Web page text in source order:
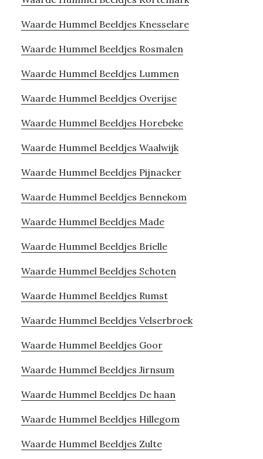
Waarde Hummel Beeldjes Knesselare
Waarde Hummel Beeldjes Rosmalen
Waarde Hummel Beeldjes Lummen
Waarde Hummel Beeldjes Overijse
Waarde Hummel Beeldjes Horebeke
Waarde Hummel Beeldjes Waalwijk
Waarde Hummel Beeldjes Pijnacker
Waarde Hummel Beeldjes Bennekom
Waarde Hummel Beeldjes Made
Waarde Hummel Beeldjes Brielle
Waarde Hummel Beeldjes Schoten
Waarde Hummel Beeldjes Rumst
Waarde Hummel Beeldjes Velserbroek
Waarde Hummel Beeldjes Goor
Waarde Hummel Beeldjes Jirnsum
Waarde Hummel Beeldjes De haan
Waarde Hummel Beeldjes Hillegom
Waarde Hummel Beeldjes Zulte